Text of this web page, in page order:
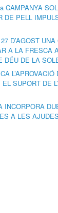
CAMPANYA
DE PELL
D’AGOST
A LA FRESCA
DÉU DE LA
SUPORT DE
INCORPORA
A LES